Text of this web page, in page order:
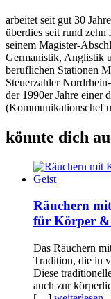
arbeitet seit gut 30
überdies seit rund zehn
seinem Magister-
Germanistik, Anglistik
beruflichen Stationen
Steuerzahler
der 1990er Jahre einer
(Kommunikationschef
könnte dich
Räuchern
für Körper &
Das Räuchern
Tradition, die in
Diese
auch zur